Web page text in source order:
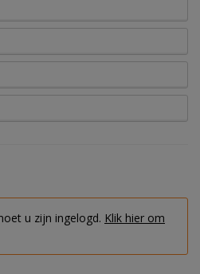
u zijn ingelogd. Klik hier om